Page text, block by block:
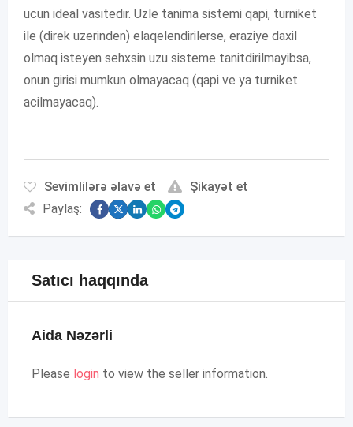
ucun ideal vasitedir. Uzle tanima sistemi qapi, turniket
ile (direk uzerinden) elaqelendirilerse, eraziye daxil
olmaq isteyen sehxsin uzu sisteme tanitdirilmayibsa,
onun girisi mumkun olmayacaq (qapi ve ya turniket
acilmayacaq).
Sevimlilərə əlavə et
Şikayət et
Paylaş:
Satıcı haqqında
Aida Nəzərli
Please login to view the seller information.